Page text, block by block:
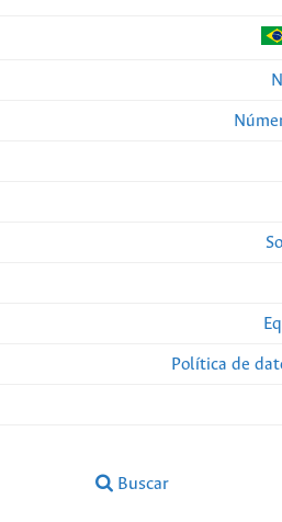
Política de
Buscar